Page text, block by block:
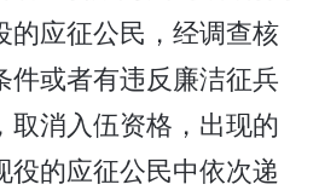
的应征公民，经调查核
件或者有违反廉洁征兵
取消入伍资格，出现的
役的应征公民中依次递